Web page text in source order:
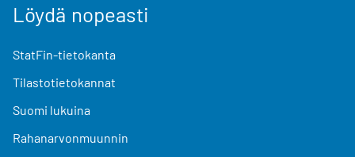
Löydä nopeasti
StatFin-tietokanta
Tilastotietokannat
Suomi lukuina
Rahanarvonmuunnin